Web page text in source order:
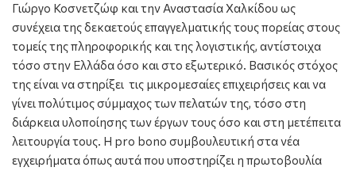
Γιώργο Κοσνετζώφ και την Αναστασία Χαλκίδου ως
συνέχεια της δεκαετούς επαγγελματικής τους πορείας στους
τομείς της πληροφορικής και της λογιστικής, αντίστοιχα
τόσο στην Ελλάδα όσο και στο εξωτερικό. Βασικός στόχος
της είναι να στηρίξει τις μικρομεσαίες επιχειρήσεις και να
γίνει πολύτιμος σύμμαχος των πελατών της, τόσο στη
διάρκεια υλοποίησης των έργων τους όσο και στη μετέπειτα
λειτουργία τους. Η pro bono συμβουλευτική στα νέα
εγχειρήματα όπως αυτά που υποστηρίζει η πρωτοβουλία